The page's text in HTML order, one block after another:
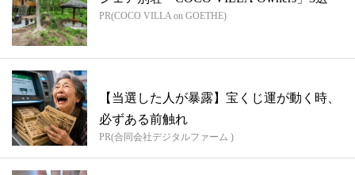
PR(COCO VILLA on GOETHE)
【当選した人が暴露】宝くじ運が動く時、
必ずある前触れ
PR(合同会社デジタルファーム )